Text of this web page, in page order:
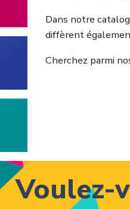
Dans notre
diffèrent
Cherchez parmi
Voulez-